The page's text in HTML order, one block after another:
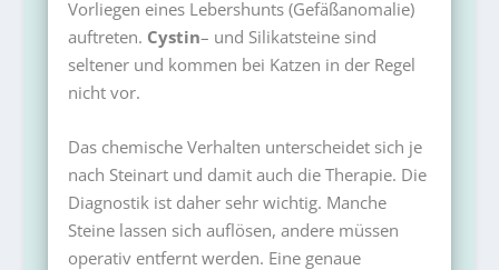
Vorliegen eines Lebershunts (Gefäßanomalie)
auftreten. Cystin– und Silikatsteine sind
seltener und kommen bei Katzen in der Regel
nicht vor.
Das chemische Verhalten unterscheidet sich je
nach Steinart und damit auch die Therapie. Die
Diagnostik ist daher sehr wichtig. Manche
Steine lassen sich auflösen, andere müssen
operativ entfernt werden. Eine genaue